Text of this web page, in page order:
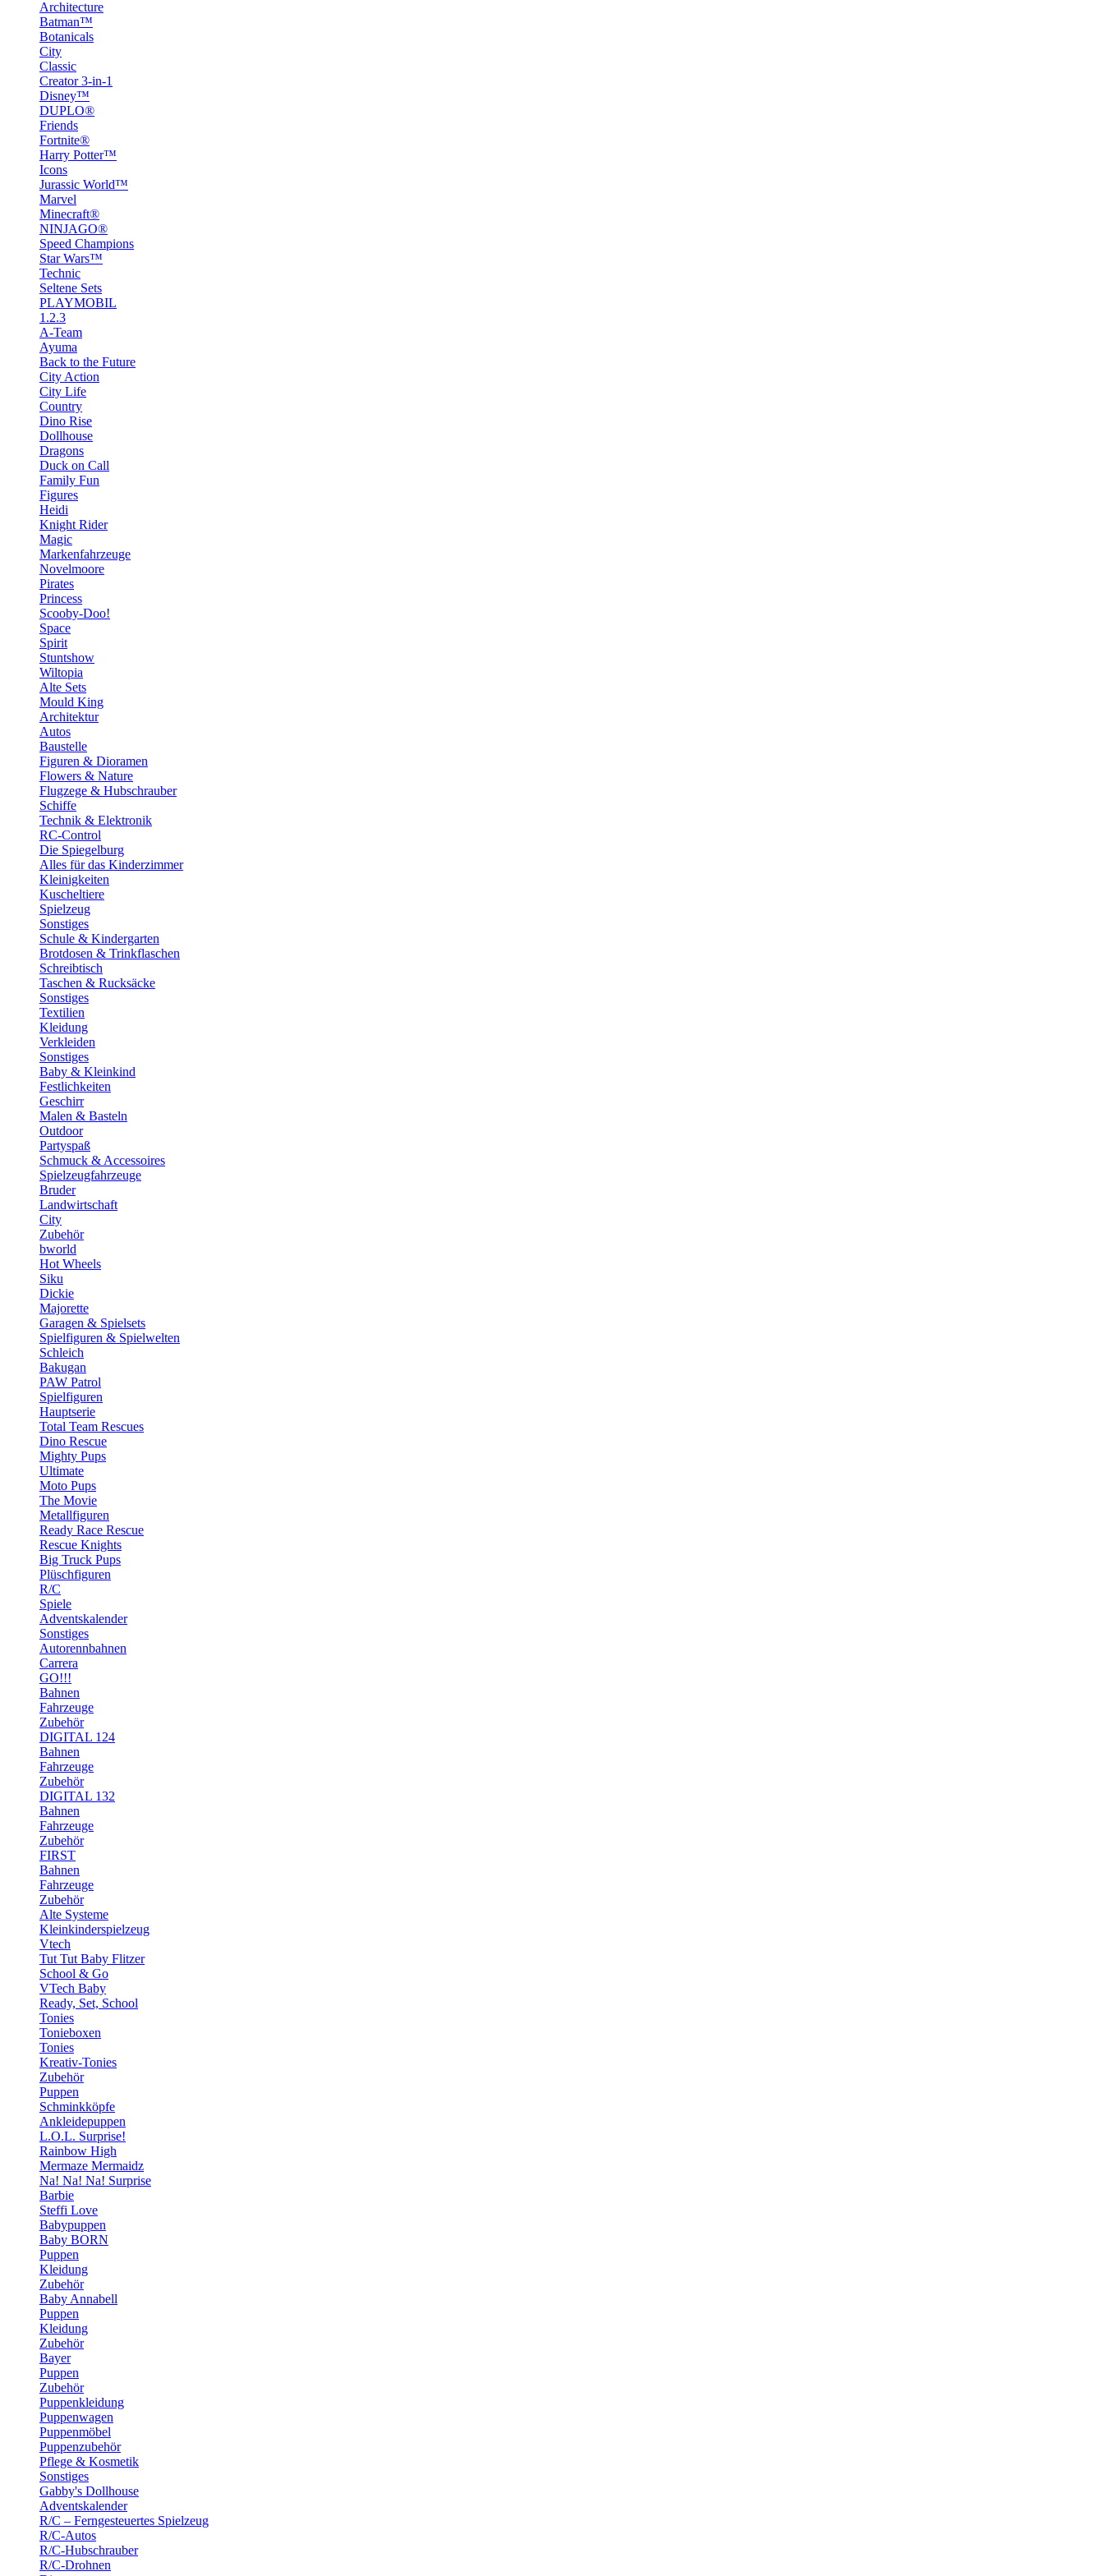
Architecture
Batman™
Botanicals
City
Classic
Creator 3-in-1
Disney™
DUPLO®
Friends
Fortnite®
Harry Potter™
Icons
Jurassic World™
Marvel
Minecraft®
NINJAGO®
Speed Champions
Star Wars™
Technic
Seltene Sets
PLAYMOBIL
1.2.3
A-Team
Ayuma
Back to the Future
City Action
City Life
Country
Dino Rise
Dollhouse
Dragons
Duck on Call
Family Fun
Figures
Heidi
Knight Rider
Magic
Markenfahrzeuge
Novelmoore
Pirates
Princess
Scooby-Doo!
Space
Spirit
Stuntshow
Wiltopia
Alte Sets
Mould King
Architektur
Autos
Baustelle
Figuren & Dioramen
Flowers & Nature
Flugzege & Hubschrauber
Schiffe
Technik & Elektronik
RC-Control
Die Spiegelburg
Alles für das Kinderzimmer
Kleinigkeiten
Kuscheltiere
Spielzeug
Sonstiges
Schule & Kindergarten
Brotdosen & Trinkflaschen
Schreibtisch
Taschen & Rucksäcke
Sonstiges
Textilien
Kleidung
Verkleiden
Sonstiges
Baby & Kleinkind
Festlichkeiten
Geschirr
Malen & Basteln
Outdoor
Partyspaß
Schmuck & Accessoires
Spielzeugfahrzeuge
Bruder
Landwirtschaft
City
Zubehör
bworld
Hot Wheels
Siku
Dickie
Majorette
Garagen & Spielsets
Spielfiguren & Spielwelten
Schleich
Bakugan
PAW Patrol
Spielfiguren
Hauptserie
Total Team Rescues
Dino Rescue
Mighty Pups
Ultimate
Moto Pups
The Movie
Metallfiguren
Ready Race Rescue
Rescue Knights
Big Truck Pups
Plüschfiguren
R/C
Spiele
Adventskalender
Sonstiges
Autorennbahnen
Carrera
GO!!!
Bahnen
Fahrzeuge
Zubehör
DIGITAL 124
Bahnen
Fahrzeuge
Zubehör
DIGITAL 132
Bahnen
Fahrzeuge
Zubehör
FIRST
Bahnen
Fahrzeuge
Zubehör
Alte Systeme
Kleinkinderspielzeug
Vtech
Tut Tut Baby Flitzer
School & Go
VTech Baby
Ready, Set, School
Tonies
Tonieboxen
Tonies
Kreativ-Tonies
Zubehör
Puppen
Schminkköpfe
Ankleidepuppen
L.O.L. Surprise!
Rainbow High
Mermaze Mermaidz
Na! Na! Na! Surprise
Barbie
Steffi Love
Babypuppen
Baby BORN
Puppen
Kleidung
Zubehör
Baby Annabell
Puppen
Kleidung
Zubehör
Bayer
Puppen
Zubehör
Puppenkleidung
Puppenwagen
Puppenmöbel
Puppenzubehör
Pflege & Kosmetik
Sonstiges
Gabby's Dollhouse
Adventskalender
R/C – Ferngesteuertes Spielzeug
R/C-Autos
R/C-Hubschrauber
R/C-Drohnen